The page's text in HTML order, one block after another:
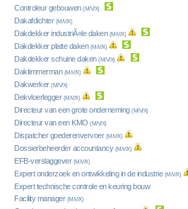
Controleur gebouwen (M/V/X)
Dakafdichter (M/V/X)
Dakdekker industriÃ«le daken (M/V/X)
Dakdekker platte daken (M/V/X)
Dakdekker schuine daken (M/V/X)
Daktimmerman (M/V/X)
Dakwerker (M/V/X)
Dekvloerlegger (M/V/X)
Directeur van een grote onderneming (M/V/X)
Directeur van een KMO (M/V/X)
Dispatcher goederenvervoer (M/V/X)
Dossierbeheerder accountancy (M/V/X)
EFB-verslaggever (M/V/X)
Expert onderzoek en ontwikkeling in de industrie (M/V/X)
Expert technische controle en keuring bouw
Facility manager (M/V/X)